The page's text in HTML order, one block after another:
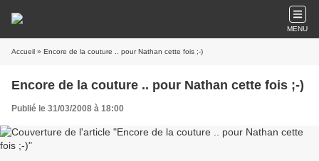
MENU
Accueil » Encore de la couture .. pour Nathan cette fois ;-)
Encore de la couture .. pour Nathan cette fois ;-)
Publié le 31/03/2008 à 18:00